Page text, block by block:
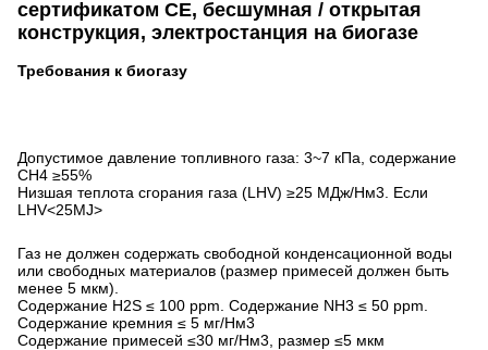
сертификатом CE, бесшумная / открытая
конструкция, электростанция на биогазе
Требования к биогазу
Допустимое давление топливного газа: 3~7 кПа, содержание
CH4 ≥55%
Низшая теплота сгорания газа (LHV) ≥25 МДж/Нм3. Если
LHV<25MJ>
Газ не должен содержать свободной конденсационной воды
или свободных материалов (размер примесей должен быть
менее 5 мкм).
Содержание H2S ≤ 100 ppm. Содержание NH3 ≤ 50 ppm.
Содержание кремния ≤ 5 мг/Нм3
Содержание примесей ≤30 мг/Нм3, размер ≤5 мкм